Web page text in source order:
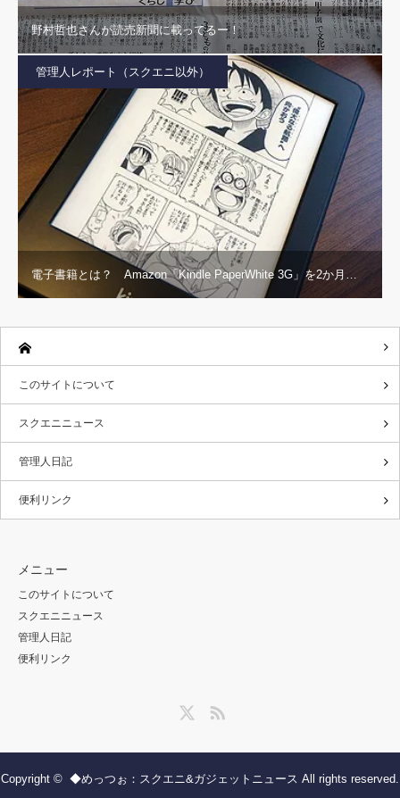
野村哲也さんが読売新聞に載ってるー！
管理人レポート（スクエニ以外）
電子書籍とは？ Amazon「Kindle PaperWhite 3G」を2か月…
このサイトについて
スクエニニュース
管理人日記
便利リンク
メニュー
このサイトについて
スクエニニュース
管理人日記
便利リンク
Copyright © ◆めっつぉ：スクエニ&ガジェットニュース All rights reserved.